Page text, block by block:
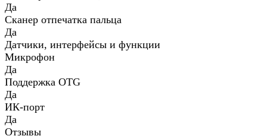
Да
Сканер отпечатка пальца
Да
Датчики, интерфейсы и функции
Микрофон
Да
Поддержка OTG
Да
ИК-порт
Да
Отзывы